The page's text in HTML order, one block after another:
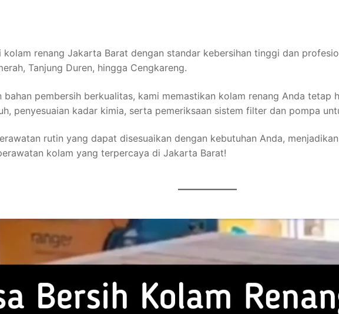
renang Jakarta Barat dengan standar kebersihan tinggi dan
Tanjung Duren, hingga Cengkareng.
pembersih berkualitas, kami memastikan kolam renang Anda tetap
penyesuaian kadar kimia, serta pemeriksaan sistem filter dan pompa
rutin yang dapat disesuaikan dengan kebutuhan Anda,
kolam yang terpercaya di Jakarta Barat!